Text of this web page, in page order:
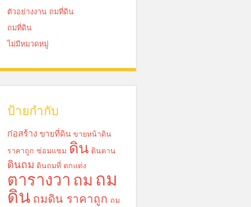
ตัวอย่างงาน ถมที่ดิน
ถมที่ดิน
ไม่มีหมวดหมู่
ป้ายกำกับ
ก่อสร้าง ขายที่ดิน ขายหน้าดิน
ราคาถูก ซ่อมแซม ดิน ดินดาน
ดินถม ดินถมที่ ตกแต่ง
ตารางวา ถม ถม
ดิน ถมดิน ราคาถูก ถม